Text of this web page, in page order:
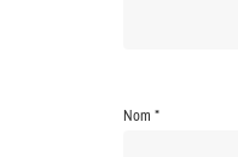
Nom*